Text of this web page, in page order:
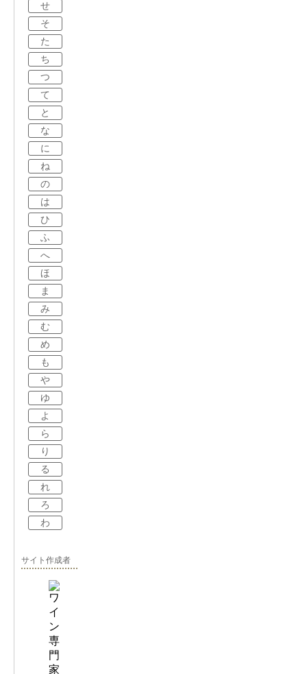
せ
そ
た
ち
つ
て
と
な
に
ね
の
は
ひ
ふ
へ
ほ
ま
み
む
め
も
や
ゆ
よ
ら
り
る
れ
ろ
わ
サイト作成者